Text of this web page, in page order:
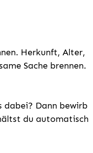
Herkunft, Alter,
Sache brennen.
dabei? Dann bewirb
du automatisch